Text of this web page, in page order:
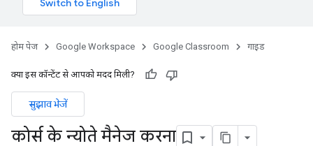
होम पेज Google Workspace Google Classroom गाइड
क्या इस कॉन्टेंट से आपको मदद मिली?
सुझाव भेजें
कोर्स के न्योते मैनेज करना